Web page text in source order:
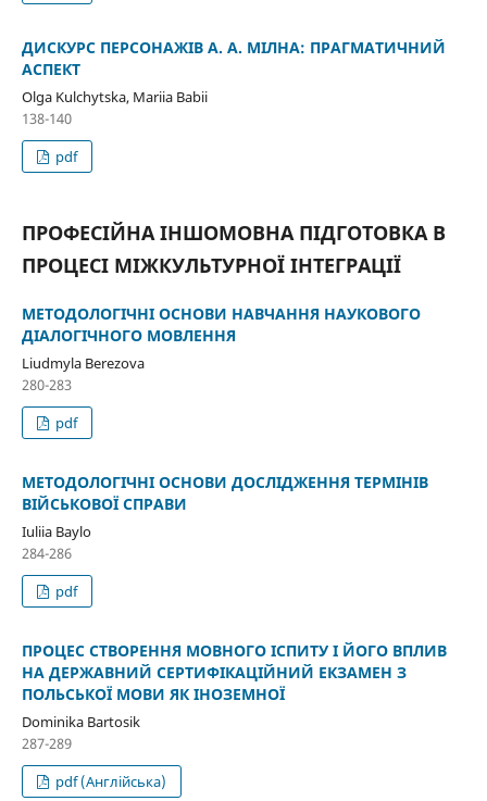
ДИСКУРС ПЕРСОНАЖІВ А. А. МІЛНА: ПРАГМАТИЧНИЙ
АСПЕКТ
Olga Kulchytska, Mariia Babii
138-140
pdf
ПРОФЕСІЙНА ІНШОМОВНА ПІДГОТОВКА В
ПРОЦЕСІ МІЖКУЛЬТУРНОЇ ІНТЕГРАЦІЇ
МЕТОДОЛОГІЧНІ ОСНОВИ НАВЧАННЯ НАУКОВОГО
ДІАЛОГІЧНОГО МОВЛЕННЯ
Liudmyla Berezova
280-283
pdf
МЕТОДОЛОГІЧНІ ОСНОВИ ДОСЛІДЖЕННЯ ТЕРМІНІВ
ВІЙСЬКОВОЇ СПРАВИ
Iuliia Baylo
284-286
pdf
ПРОЦЕС СТВОРЕННЯ МОВНОГО ІСПИТУ І ЙОГО ВПЛИВ
НА ДЕРЖАВНИЙ СЕРТИФІКАЦІЙНИЙ ЕКЗАМЕН З
ПОЛЬСЬКОЇ МОВИ ЯК ІНОЗЕМНОЇ
Dominika Bartosik
287-289
pdf (Англійська)